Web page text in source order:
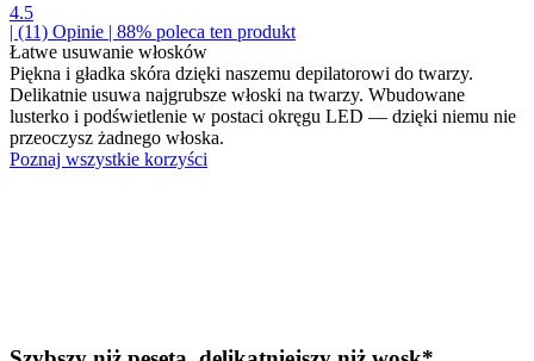
4.5
| (11) Opinie | 88% poleca ten produkt
Łatwe usuwanie włosków
Piękna i gładka skóra dzięki naszemu depilatorowi do twarzy.
Delikatnie usuwa najgrubsze włoski na twarzy. Wbudowane
lusterko i podświetlenie w postaci okręgu LED — dzięki niemu nie
przeoczysz żadnego włoska.
Poznaj wszystkie korzyści